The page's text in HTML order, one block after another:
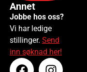
Annet
Jobbe hos oss?
Vi har ledige
stillinger. Send
inn søknad her!